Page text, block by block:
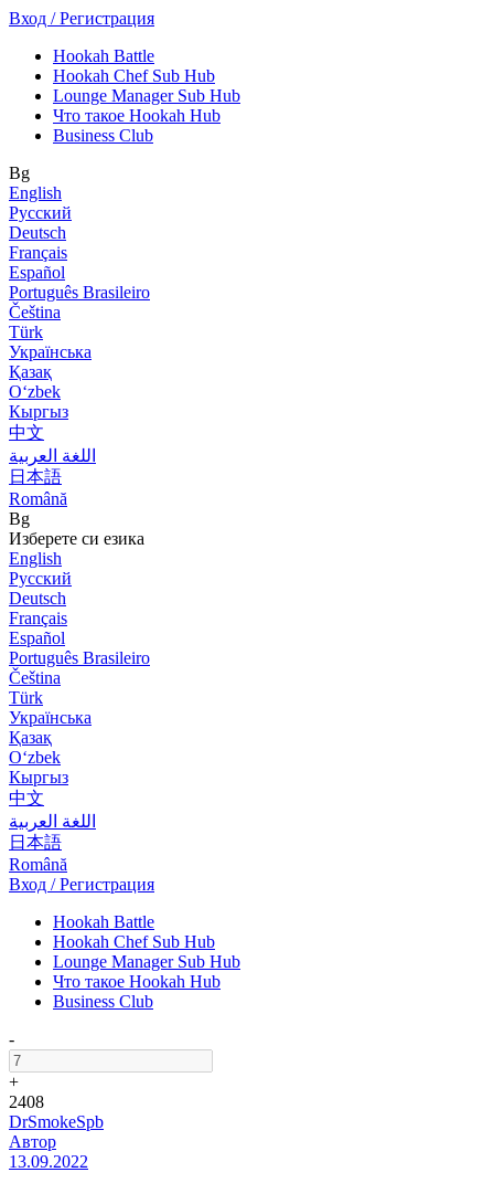
Вход / Регистрация
Hookah Battle
Hookah Chef Sub Hub
Lounge Manager Sub Hub
Что такое Hookah Hub
Business Club
Bg
English
Русский
Deutsch
Français
Español
Português Brasileiro
Čeština
Türk
Українська
Қазақ
Оʻzbek
Кыргыз
中文
اللغة العربية
日本語
Română
Bg
Изберете си езика
English
Русский
Deutsch
Français
Español
Português Brasileiro
Čeština
Türk
Українська
Қазақ
Оʻzbek
Кыргыз
中文
اللغة العربية
日本語
Română
Вход / Регистрация
Hookah Battle
Hookah Chef Sub Hub
Lounge Manager Sub Hub
Что такое Hookah Hub
Business Club
-
+
2408
DrSmokeSpb
Автор
13.09.2022